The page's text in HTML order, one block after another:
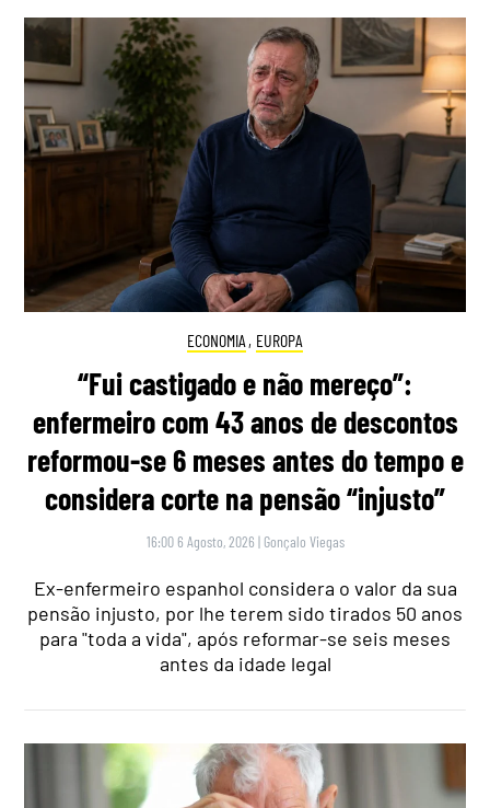
ECONOMIA , EUROPA
“Fui castigado e não mereço”:
enfermeiro com 43 anos de descontos
reformou-se 6 meses antes do tempo e
considera corte na pensão “injusto”
16:00 6 Agosto, 2026 | Gonçalo Viegas
Ex-enfermeiro espanhol considera o valor da sua
pensão injusto, por lhe terem sido tirados 50 anos
para "toda a vida", após reformar-se seis meses
antes da idade legal